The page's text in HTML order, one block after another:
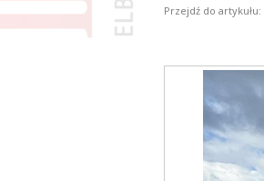
Przejdź do artykułu: